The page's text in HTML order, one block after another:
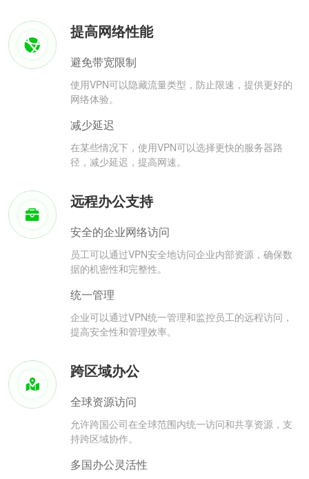
提高网络性能
避免带宽限制
使用VPN可以隐藏流量类型，防止限速，提供更好的
网络体验。
减少延迟
在某些情况下，使用VPN可以选择更快的服务器路
径，减少延迟，提高网速。
远程办公支持
安全的企业网络访问
员工可以通过VPN安全地访问企业内部资源，确保数
据的机密性和完整性。
统一管理
企业可以通过VPN统一管理和监控员工的远程访问，
提高安全性和管理效率。
跨区域办公
全球资源访问
允许跨国公司在全球范围内统一访问和共享资源，支
持跨区域协作。
多国办公灵活性